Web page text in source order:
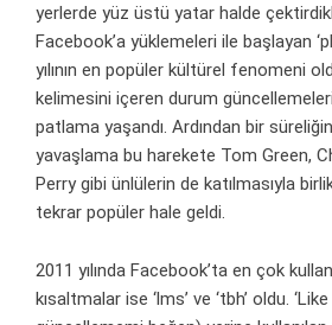
yerlerde yüz üstü yatar halde
Facebook’a yüklemeleri ile başlayan
yılının en popüler kültürel fenomeni
kelimesini içeren durum
patlama yaşandı. Ardından bir
yavaşlama bu harekete Tom Green,
Perry gibi ünlülerin de katılmasıyla
tekrar popüler hale geldi.
2011 yılında Facebook’ta en çok
kısaltmalar ise ‘lms’ ve ‘tbh’ oldu.